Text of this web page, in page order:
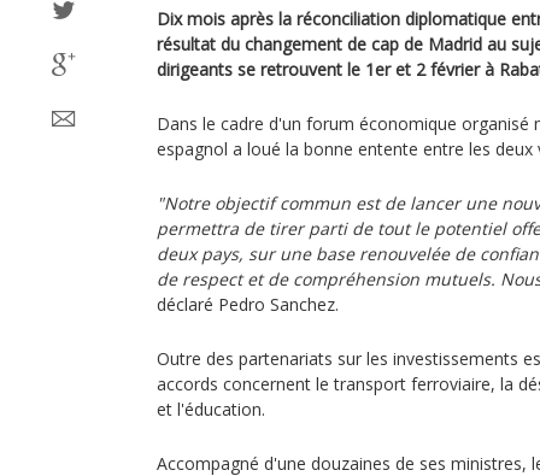
Dix mois après la réconciliation diplomatique
résultat du changement de cap de Madrid au
dirigeants se retrouvent le 1er et 2 février à
Dans le cadre d'un forum économique organisé
espagnol a loué la bonne entente entre les deux
"Notre objectif commun est de lancer une
permettra de tirer parti de tout le potentiel
deux pays, sur une base renouvelée de
de respect et de compréhension mutuels.
déclaré Pedro Sanchez.
Outre des partenariats sur les investissements
accords concernent le transport ferroviaire, la
et l'éducation.
Accompagné d'une douzaines de ses ministres,